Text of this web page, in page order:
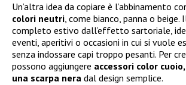
Un’altra idea da copiare è l’abbinamento
colori neutri, come bianco, panna o
completo estivo dall’effetto sartoriale,
eventi, aperitivi o occasioni in cui si vuole
senza indossare capi troppo pesanti. Per
possono aggiungere accessori color
una scarpa nera dal design semplice.